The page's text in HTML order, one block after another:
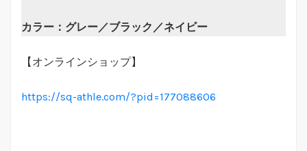
カラー：グレー／ブラック／ネイビー
【オンラインショップ】
https://sq-athle.com/?pid=177088606